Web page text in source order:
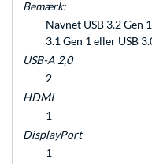
Bemærk:
Navnet USB 3.2 Gen
3.1 Gen 1 eller USB
USB-A 2,0
2
HDMI
1
DisplayPort
1